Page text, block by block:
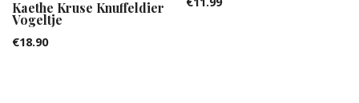
Kaethe Kruse Knuffeldier
Vogeltje
€18.90